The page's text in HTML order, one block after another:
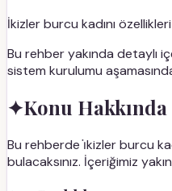
İkizler burcu kadını özellikleri
Bu rehber yakında detaylı
sistem kurulumu
✦Konu Hakkında
Bu rehberde i̇kizler burcu
bulacaksınız. İçeriğimiz